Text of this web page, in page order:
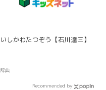
いしかわたつぞう【石川達三】
辞典
Recommended by